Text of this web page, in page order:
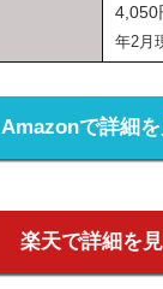
年2月
Amazonで詳細
楽天で詳細を